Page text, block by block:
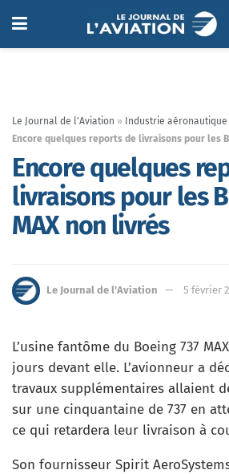
Le Journal de l'Aviation » Industrie aéronautique
Encore quelques reports de livraisons pour les
Encore quelques
livraisons pour les
MAX non livrés
Le Journal de l'Aviation 5 février
L’usine fantôme du Boeing 737
jours devant elle. L’avionneur a
travaux supplémentaires allaient
sur une cinquantaine de 737 en
ce qui retardera leur livraison à
Son fournisseur Spirit